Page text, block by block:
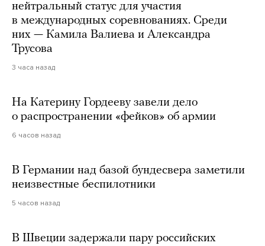
нейтральный статус для участия
в международных соревнованиях. Среди
них — Камила Валиева и Александра
Трусова
3 часа назад
На Катерину Гордееву завели дело
о распространении «фейков» об армии
6 часов назад
В Германии над базой бундесвера заметили
неизвестные беспилотники
5 часов назад
В Швеции задержали пару российских